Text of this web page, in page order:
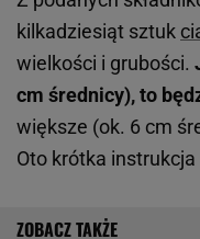
kilkadziesiąt sztuk
wielkości i grubości.
cm średnicy), to
większe (ok. 6 cm
Oto krótka